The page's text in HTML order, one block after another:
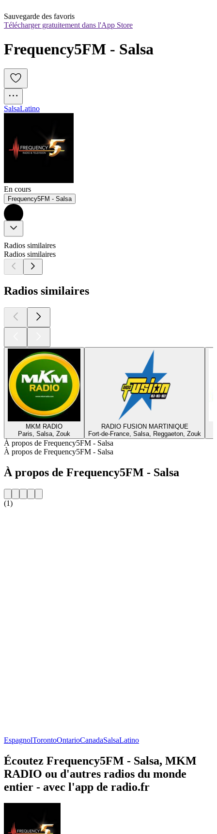
Sauvegarde des favoris
Télécharger gratuitement dans l'App Store
Frequency5FM - Salsa
SalsaLatino
En cours
Frequency5FM - Salsa
Radios similaires
Radios similaires
Radios similaires
MKM RADIO
Paris, Salsa, Zouk
RADIO FUSION MARTINIQUE
Fort-de-France, Salsa, Reggaeton, Zouk
À propos de Frequency5FM - Salsa
À propos de Frequency5FM - Salsa
À propos de Frequency5FM - Salsa
(1)
EspagnolTorontoOntarioCanadaSalsaLatino
Écoutez Frequency5FM - Salsa, MKM
RADIO ou d'autres radios du monde
entier - avec l'app de radio.fr